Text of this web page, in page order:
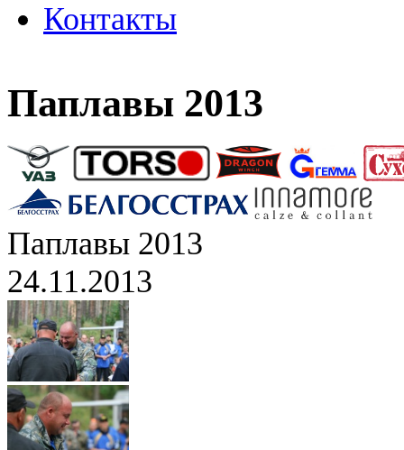
Контакты
Паплавы 2013
Паплавы 2013
24.11.2013